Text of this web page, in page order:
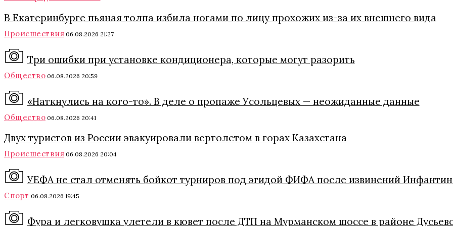
В Екатеринбурге пьяная толпа избила ногами по лицу прохожих из-за их внешнего вида
Происшествия 06.08.2026 21:27
Три ошибки при установке кондиционера, которые могут разорить
Общество 06.08.2026 20:59
«Наткнулись на кого-то». В деле о пропаже Усольцевых — неожиданные данные
Общество 06.08.2026 20:41
Двух туристов из России эвакуировали вертолетом в горах Казахстана
Происшествия 06.08.2026 20:04
УЕФА не стал отменять бойкот турниров под эгидой ФИФА после извинений
Спорт 06.08.2026 19:45
Фура и легковушка улетели в кювет после ДТП на Мурманском шоссе в районе